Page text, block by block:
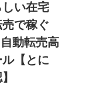
しい在宅
で稼ぐ
動転売高
【とに